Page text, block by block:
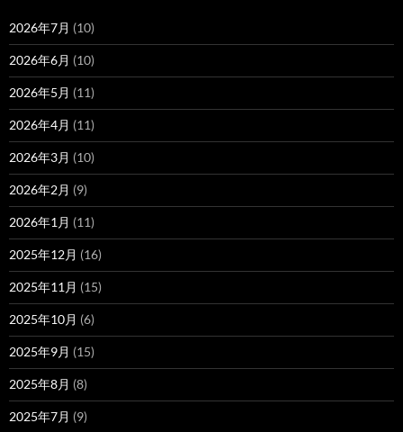
2026年7月 (10)
2026年6月 (10)
2026年5月 (11)
2026年4月 (11)
2026年3月 (10)
2026年2月 (9)
2026年1月 (11)
2025年12月 (16)
2025年11月 (15)
2025年10月 (6)
2025年9月 (15)
2025年8月 (8)
2025年7月 (9)